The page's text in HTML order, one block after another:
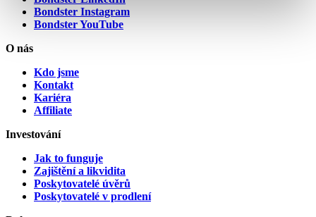
Bondster Instagram
Bondster YouTube
O nás
Kdo jsme
Kontakt
Kariéra
Affiliate
Investování
Jak to funguje
Zajištění a likvidita
Poskytovatelé úvěrů
Poskytovatelé v prodlení